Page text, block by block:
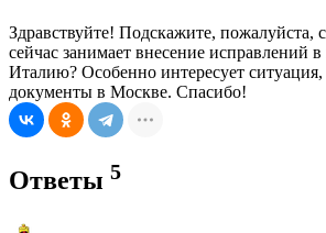
Здравствуйте! Подскажите, пожалуйста,
сейчас занимает внесение исправлений
Италию? Особенно интересует ситуация,
документы в Москве. Спасибо!
Ответы 5